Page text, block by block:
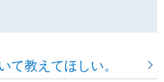
て教えてほしい。